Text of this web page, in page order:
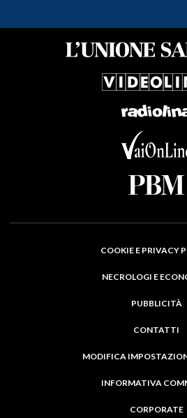
COOKIE E PRIVACY
NECROLOGI E
PUBBLICITÀ
CONTATTI
MODIFICA
INFORMATIVA
CORPORATE